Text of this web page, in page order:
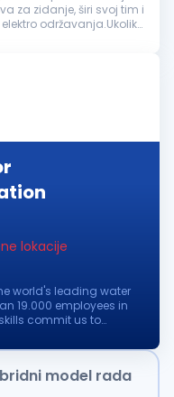
za zidanje, širi svoj tim i
održavanja.Ukoliko
lokacije
world's leading water
19.000 employees in
commit us to
model rada